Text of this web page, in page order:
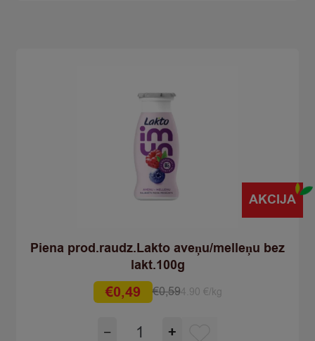
Piena prod.raudz.Lakto aveņu/melleņu bez
lakt.100g
AKCIJA
€0,59
Original
was:
€0,49
Current
4.90 €/kg
−
Piena +